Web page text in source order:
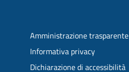
Amministrazione trasparente
Informativa privacy
Dichiarazione di accessibilità